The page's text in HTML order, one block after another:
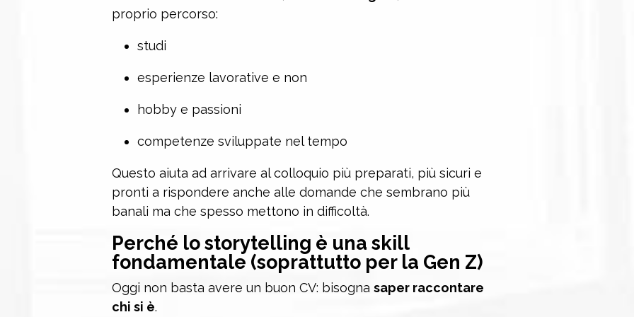
proprio percorso:
studi
esperienze lavorative e non
hobby e passioni
competenze sviluppate nel tempo
Questo aiuta ad arrivare al colloquio più preparati, più sicuri e
pronti a rispondere anche alle domande che sembrano più
banali ma che spesso mettono in difficoltà.
Perché lo storytelling è una skill
fondamentale (soprattutto per la Gen Z)
Oggi non basta avere un buon CV: bisogna saper raccontare
chi si è.